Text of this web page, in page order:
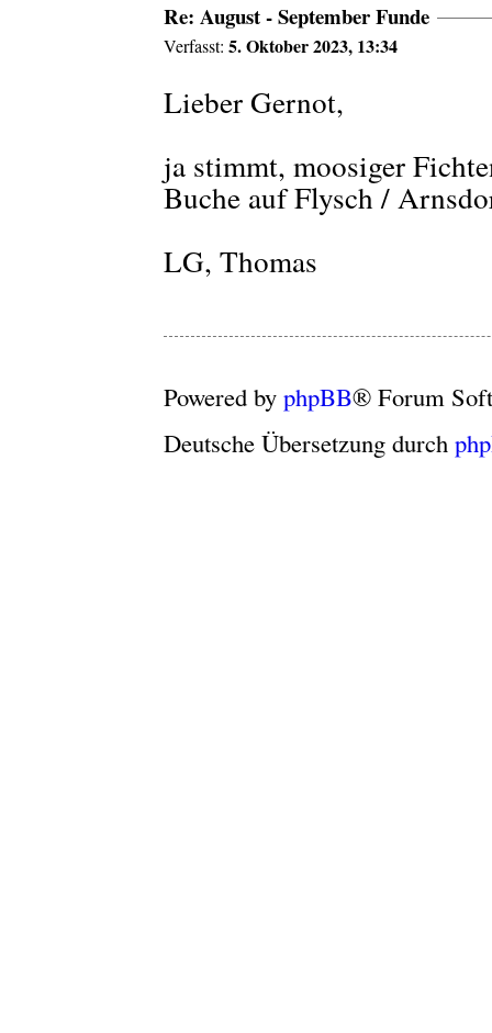
Re: August - September Funde
Verfasst:5. Oktober 2023, 13:34
Lieber Gernot,
ja stimmt, moosiger
Buche auf Flysch /
LG, Thomas
Powered byphpBB® Forum
Deutsche Übersetzung durch